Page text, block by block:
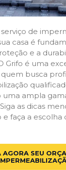
de
casa é
e a
Grifo é uma
busca
ampla
as dicas
e faça a escolha
AGORA SEU